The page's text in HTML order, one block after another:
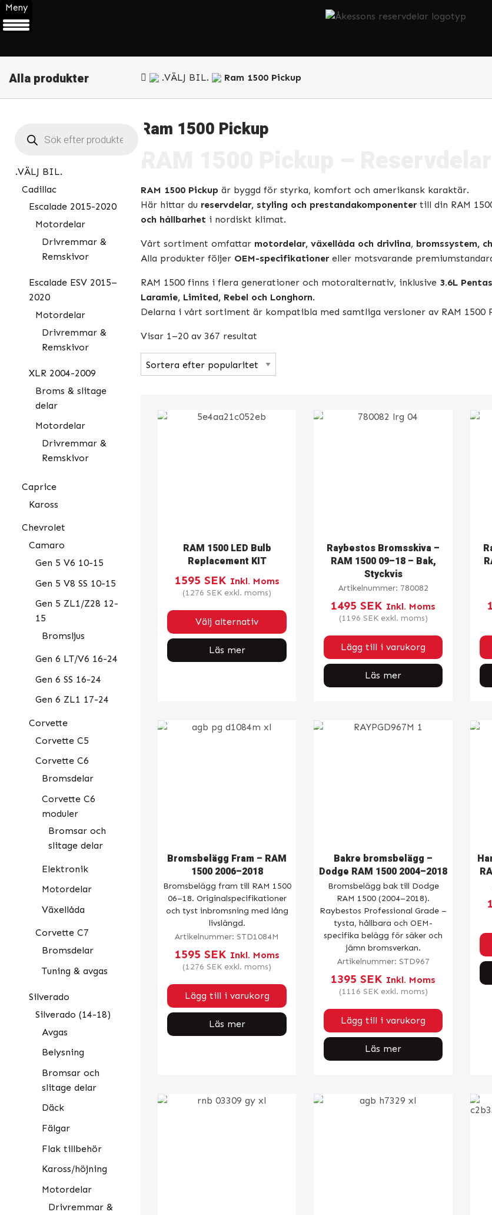
Alla produkter .VÄLJ BIL. Ram 1500 Pickup
search
.VÄLJ BIL.
Cadillac
Escalade 2015-2020
Motordelar
Drivremmar &
Remskivor
Escalade ESV 2015–
2020
Motordelar
Drivremmar &
Remskivor
XLR 2004-2009
Broms & slitage
delar
Motordelar
Drivremmar &
Remskivor
Caprice
Kaross
Chevrolet
Camaro
Gen 5 V6 10-15
Gen 5 V8 SS 10-15
Gen 5 ZL1/Z28 12-
15
Bromsljus
Gen 6 LT/V6 16-24
Gen 6 SS 16-24
Gen 6 ZL1 17-24
Corvette
Corvette C5
Corvette C6
Bromsdelar
Corvette C6
moduler
Bromsar och
slitage delar
Elektronik
Motordelar
Växellåda
Corvette C7
Bromsdelar
Tuning & avgas
Silverado
Silverado (14-18)
Avgas
Belysning
Bromsar och
slitage delar
Däck
Fälgar
Flak tillbehör
Kaross/höjning
Motordelar
Drivremmar &
Ram 1500 Pickup
RAM 1500 Pickup är byggd för styrka, komfort och amerikansk karaktär.
Här hittar du reservdelar, styling och prestandakomponenter till din RAM
och hållbarhet i nordiskt klimat.
Vårt sortiment omfattar motordelar, växellåda och drivlina, bromssystem,
Alla produkter följer OEM-specifikationer eller motsvarande
RAM 1500 finns i flera generationer och motoralternativ, inklusive 3.6L
Laramie, Limited, Rebel och Longhorn.
Delarna i vårt sortiment är kompatibla med samtliga versioner av RAM 1500
Visar 1–20 av 367 resultat
RAM 1500 LED Bulb
Replacement KIT
1595 SEK Inkl. Moms
(1276 SEK exkl. moms)
Välj alternativ
Läs mer
Raybestos Bromsskiva –
RAM 1500 09–18 – Bak,
Styckvis
Artikelnummer: 780082
1495 SEK Inkl. Moms
(1196 SEKexkl. moms)
Lägg till i varukorg
Läs mer
Bromsbelägg Fram – RAM
1500 2006–2018
Bromsbelägg fram till RAM 1500
06–18. Originalspecifikationer
och tyst inbromsning med lång
livslängd.
Artikelnummer: STD1084M
1595 SEK Inkl. Moms
(1276 SEK exkl. moms)
Lägg till i varukorg
Läs mer
Bakre bromsbelägg –
Dodge RAM 1500 2004–2018
Bromsbelägg bak till Dodge
RAM 1500 (2004–2018).
Raybestos Professional Grade –
tysta, hållbara och OEM-
specifika belägg för säker och
jämn bromsverkan.
Artikelnummer: STD967
1395 SEK Inkl. Moms
(1116 SEKexkl. moms)
Lägg till i varukorg
Läs mer
Meny